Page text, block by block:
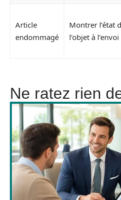
Article
endommagé
Montrer l’état
l’objet à l’envoi
Ne ratez rien